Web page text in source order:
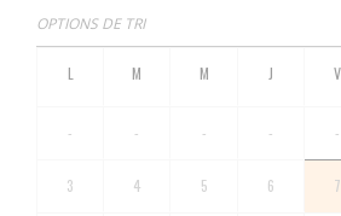
OPTIONS DE TRI
- - - - -
3 4 5 6 7